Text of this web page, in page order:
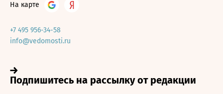
На карте
+7 495 956-34-58
info@vedomosti.ru